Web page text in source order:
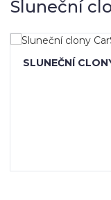
Sluneční
SLUNEČNÍ